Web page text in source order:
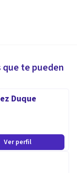
te pueden
Duque
Ver perfil